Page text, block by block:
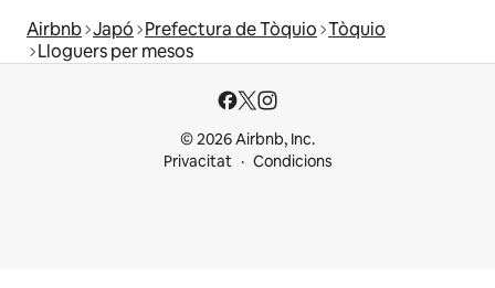
Airbnb Japó Prefectura de Tòquio Tòquio
Lloguers per mesos
© 2026 Airbnb, Inc.
Privacitat
Condicions